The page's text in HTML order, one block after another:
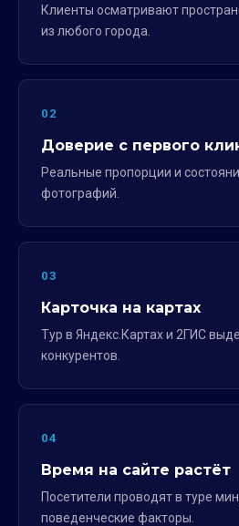
Клиенты осматривают
из любого города.
02
Доверие с первого
Реальные пропорции и
фотографий.
03
Карточка на картах
Тур в Яндекс.Картах и 2ГИС
конкурентов.
04
Время на сайте растёт
Посетители проводят в туре
поведенческие факторы.